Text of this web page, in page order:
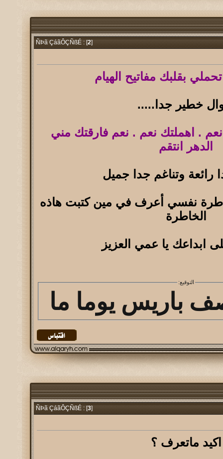
ÑÞã ÇáãÔÇÑßÉ : [
2]
بقلبك مفاتيح الهيام
خطير جدا.....
. اهملتك نعم . نعم فارقتك مني
الدهر انتقم
رائعة وتناغم جدا جميل
نفسي أعرف في مين كتبت هاذه
الخاطرة
ابداعك يا عمي العزيز
التوقيع:
باريس يوما ما
ÑÞã ÇáãÔÇÑßÉ : [
3]
اكيد ماتعرف ؟